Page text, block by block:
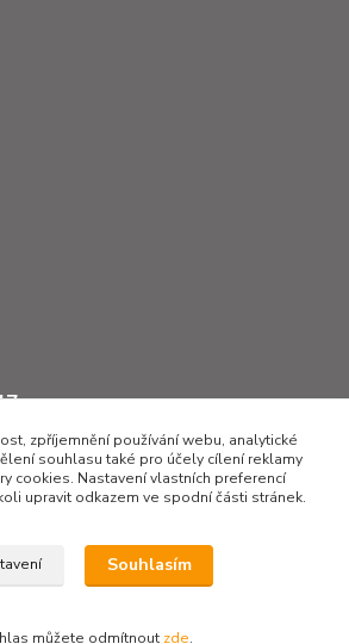
Upravit sběr cookies.
zpříjemnění používání webu, analytické
souhlasu také pro účely cílení reklamy
cookies. Nastavení vlastních preferencí
upravit odkazem ve spodní části stránek.
Souhlasím
můžete odmítnout zde.